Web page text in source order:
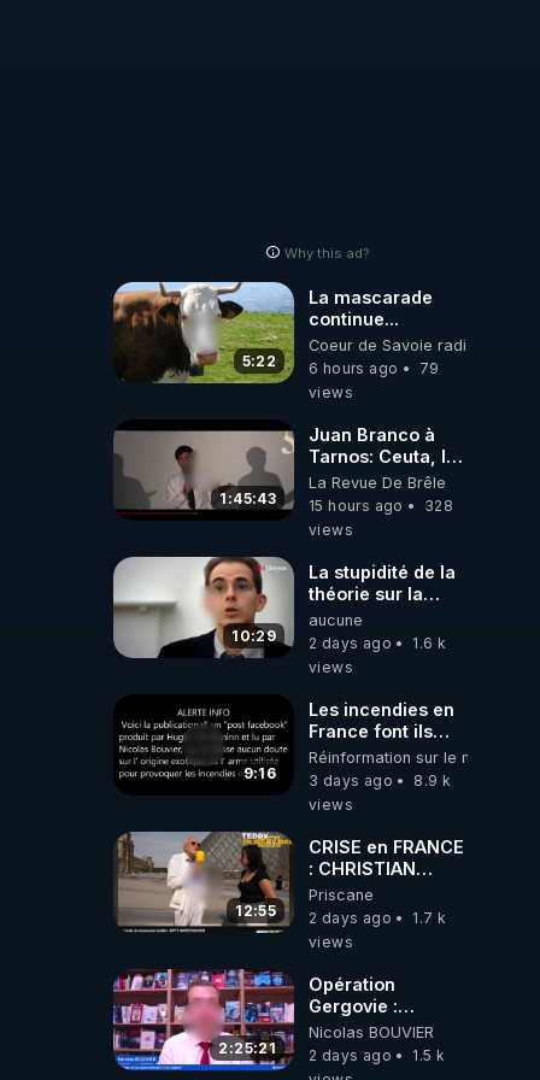
Why this ad?
5:22
La mascarade
continue...
Coeur de Savoie radioweb TV
6 hours ago
79
views
1:45:43
Juan Branco à
Tarnos: Ceuta, le
narcotrafic et le
pouvoir en France
La Revue De Brêle
15 hours ago
328
views
10:29
La stupidité de la
théorie sur la
responsabilité de
l’homme
concernant le
carbone.
aucune
2 days ago
1.6 k
views
9:16
Les incendies en
France font ils
partie d' un plan
qui aurait débuté
le 11 septembre
Réinformation sur le monde
3 days ago
8.9 k
views
12:55
CRISE en FRANCE
: CHRISTIAN
COTTEN FAIT une
étrange
découverte
Priscane
2 days ago
1.7 k
views
2:25:21
Opération
Gergovie :
‪@38resistancegauloise‬
‪@MarionSigautOfficiel‬
‪@gladysriifard5710‬
Nicolas BOUVIER
2 days ago
1.5 k